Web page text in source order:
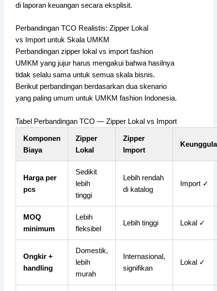
di laporan keuangan secara eksplisit.
Perbandingan TCO Realistis: Zipper Lokal
vs Import untuk Skala UMKM
Perbandingan zipper lokal vs import fashion
UMKM yang jujur harus mengakui bahwa hasilnya
tidak selalu sama untuk semua skala bisnis.
Berikut perbandingan berdasarkan dua skenario
yang paling umum untuk UMKM fashion Indonesia.
Tabel Perbandingan TCO — Zipper Lokal vs Import
Komponen
Biaya
Zipper
Lokal
Zipper
Import
Harga per
pcs
Sedikit
lebih
tinggi
Lebih rendah
di katalog
Import ✓
MOQ
minimum
Lebih
fleksibel
Lebih tinggi Lokal ✓
Ongkir +
handling
Domestik,
lebih
murah
Internasional,
signifikan
Lokal ✓